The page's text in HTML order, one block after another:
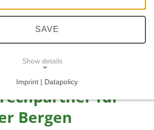
für
Bergen
SAVE
Show details
Imprint | Datapolicy